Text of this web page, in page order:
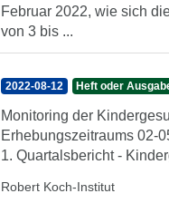
Februar 2022, wie sich
von 3 bis ...
2022-08-12 Heft oder
Monitoring der
Erhebungszeitraums 02-
1. Quartalsbericht -
Robert Koch-Institut